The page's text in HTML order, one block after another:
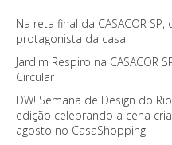
Na reta final da CASACOR
protagonista da casa
Jardim Respiro na CASACOR
Circular
DW! Semana de Design do
edição celebrando a cena
agosto no CasaShopping